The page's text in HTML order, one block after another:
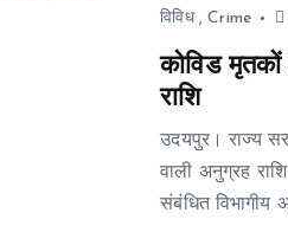
विविध,Crime
कोविड
राशि
उदयपुर। राज्य
वाली अनुग्रह
संबंधित विभागीय